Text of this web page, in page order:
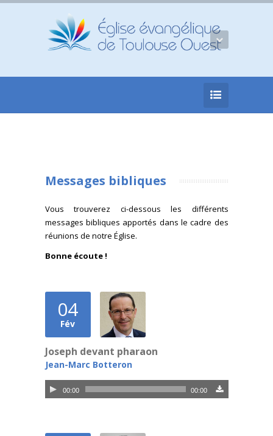
Messages bibliques
Vous trouverez ci-dessous les différents
messages bibliques apportés dans le cadre des
réunions de notre Église.
Bonne écoute !
04
Fév
Joseph devant pharaon
Jean-Marc Botteron
Lecteur
audio
00:00 00:00